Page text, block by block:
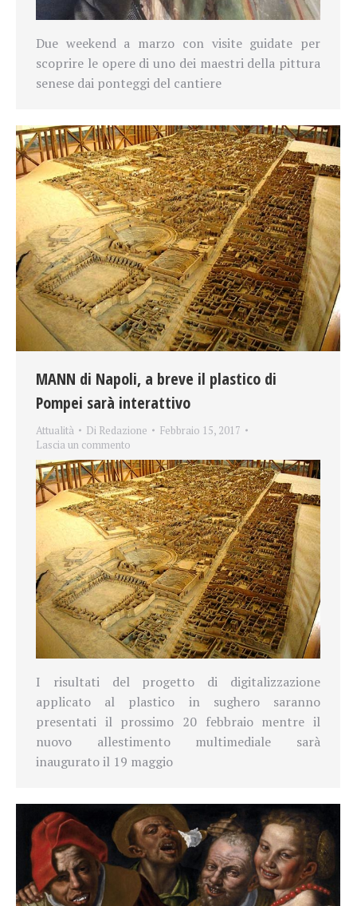
Due weekend a marzo con visite guidate per
scoprire le opere di uno dei maestri della pittura
senese dai ponteggi del cantiere
MANN di Napoli, a breve il plastico di
Pompei sarà interattivo
Attualità Di Redazione
Febbraio 15, 2017
Lascia un commento
I risultati del progetto di digitalizzazione
applicato al plastico in sughero saranno
presentati il prossimo 20 febbraio mentre il
nuovo allestimento multimediale sarà
inaugurato il 19 maggio